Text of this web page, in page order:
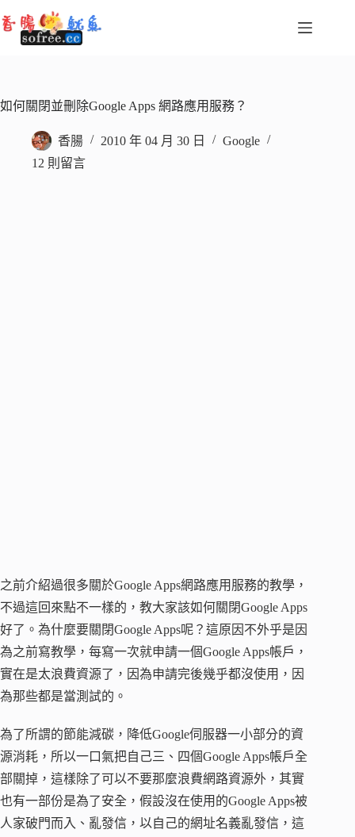
至
容
如何關閉並刪除Google Apps 網路應用服務？
香腸 2010 年 04 月 30 日
Google
12 則留言
之前介紹過很多關於Google Apps網路應用服務的教學，
不過這回來點不一樣的，教大家該如何關閉Google Apps
好了。為什麼要關閉Google Apps呢？這原因不外乎是因
為之前寫教學，每寫一次就申請一個Google Apps帳戶，
實在是太浪費資源了，因為申請完後幾乎都沒使用，因
為那些都是當測試的。
為了所謂的節能減碳，降低Google伺服器一小部分的資
源消耗，所以一口氣把自己三、四個Google Apps帳戶全
部關掉，這樣除了可以不要那麼浪費網路資源外，其實
也有一部份是為了安全，假設沒在使用的Google Apps被
人家破門而入、亂發信，以自己的網址名義亂發信，這